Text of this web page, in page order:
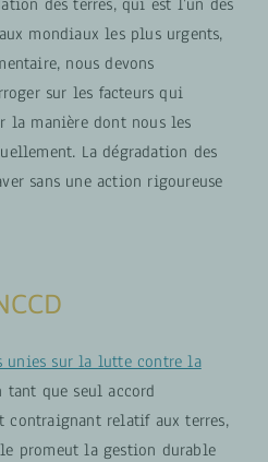
mondiaux les plus urgents,
nous devons
sur les facteurs qui
la manière dont nous les
La dégradation des
sans une action rigoureuse
unies sur la lutte contre la
tant que seul accord
relatif aux terres,
promeut la gestion durable